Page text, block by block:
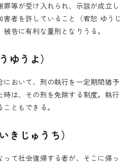
罪等が受け入れられ、示談が成立し
者を許していること（宥恕 ゆうじ
告に有利な量刑となりうる。
ゆうよ）
おいて、刑の執行を一定期間猶予
時は、その刑を免除する制度。執行
ともできる。
きじゅうち）
て社会復帰する者が、そこに帰っ